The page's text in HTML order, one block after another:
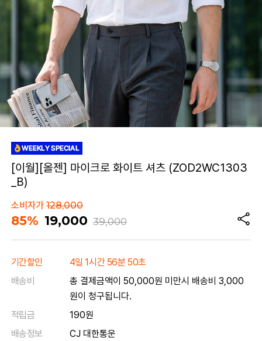
[이월][올젠] 마이크로 화이트 셔츠 (ZOD2WC1303
_B)
소비자가128,000
85% 19,000 39,000
기간할인
4일 1시간 56분 50초
배송비
총 결제금액이 50,000원 미만시 배송비 3,000
원이 청구됩니다.
적립금
190원
배송정보
CJ 대한통운